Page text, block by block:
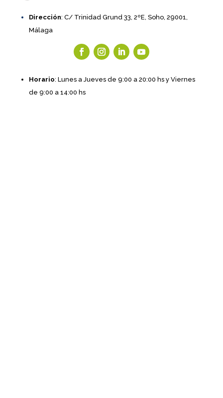
Dirección: C/ Trinidad Grund 33, 2ºE, Soho, 29001,
Málaga
Horario: Lunes a Jueves de 9:00 a 20:00 hs y Viernes
de 9:00 a 14:00 hs